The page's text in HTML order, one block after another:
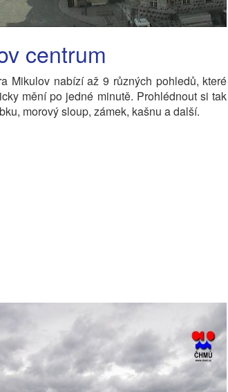
centrum
Mikulov nabízí až 9 různých pohledů, které
mění po jedné minutě. Prohlédnout si tak
morový sloup, zámek, kašnu a další.